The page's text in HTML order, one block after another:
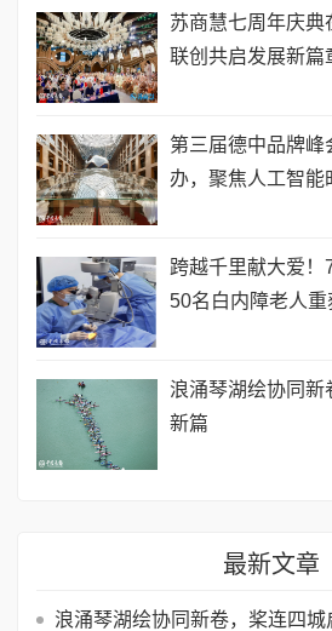
苏商慧七周年庆典
联创共启发展新篇
第三届德中品牌
办，聚焦人工智
跨越千里献大爱！
50名白内障老人重
浪涌琴湖绘协同
新篇
最新文章
浪涌琴湖绘协同新卷，桨连四城